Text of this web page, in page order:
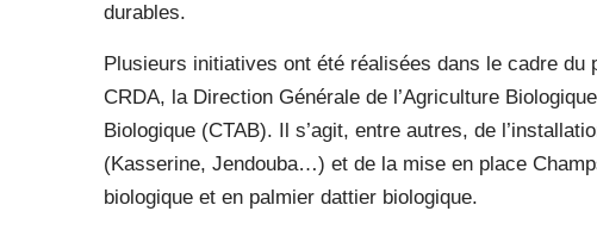
durables.
Plusieurs initiatives ont été réalisées dans le cadre
CRDA, la Direction Générale de l’Agriculture
Biologique (CTAB). Il s’agit, entre autres, de
(Kasserine, Jendouba…) et de la mise en place
biologique et en palmier dattier biologique.